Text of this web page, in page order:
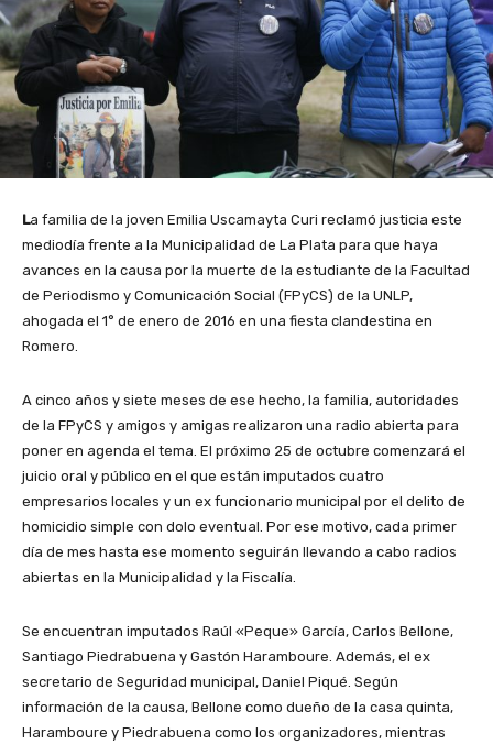
La familia de la joven Emilia Uscamayta Curi reclamó justicia este
mediodía frente a la Municipalidad de La Plata para que haya
avances en la causa por la muerte de la estudiante de la Facultad
de Periodismo y Comunicación Social (FPyCS) de la UNLP,
ahogada el 1° de enero de 2016 en una fiesta clandestina en
Romero.
A cinco años y siete meses de ese hecho, la familia, autoridades
de la FPyCS y amigos y amigas realizaron una radio abierta para
poner en agenda el tema. El próximo 25 de octubre comenzará el
juicio oral y público en el que están imputados cuatro
empresarios locales y un ex funcionario municipal por el delito de
homicidio simple con dolo eventual. Por ese motivo, cada primer
día de mes hasta ese momento seguirán llevando a cabo radios
abiertas en la Municipalidad y la Fiscalía.
Se encuentran imputados Raúl «Peque» García, Carlos Bellone,
Santiago Piedrabuena y Gastón Haramboure. Además, el ex
secretario de Seguridad municipal, Daniel Piqué. Según
información de la causa, Bellone como dueño de la casa quinta,
Haramboure y Piedrabuena como los organizadores, mientras